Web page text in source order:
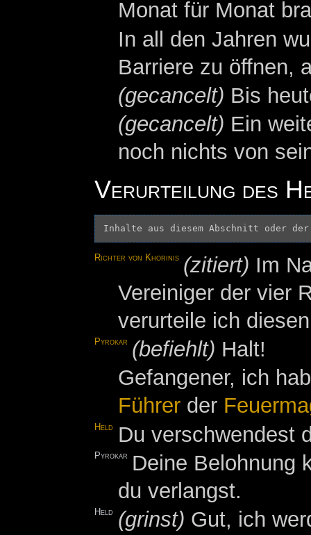
Monat für Monat
In all den Jahren
Barriere zu öffnen,
(gecancelt) Bis
(gecancelt) Ein
noch nichts von
Verurteilung des
Inhalte aus diesem Abschnitt oder
Richter von Khorinis (zitiert) Im
Vereiniger der vier
verurteile ich
Pyrokar (befiehlt) Halt!
Gefangener, ich
Führer der
Held Du verschwendest
Pyrokar
Deine Belohnung
du verlangst.
Held (grinst) Gut, ich